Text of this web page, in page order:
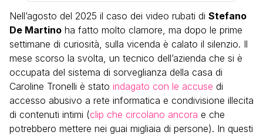
Nell’agosto del 2025 il caso dei video rubati di Stefano
De Martino ha fatto molto clamore, ma dopo le prime
settimane di curiosità, sulla vicenda è calato il silenzio. Il
mese scorso la svolta, un tecnico dell’azienda che si è
occupata del sistema di sorveglianza della casa di
Caroline Tronelli è stato indagato con le accuse di
accesso abusivo a rete informatica e condivisione illecita
di contenuti intimi (clip che circolano ancora e che
potrebbero mettere nei guai migliaia di persone). In questi